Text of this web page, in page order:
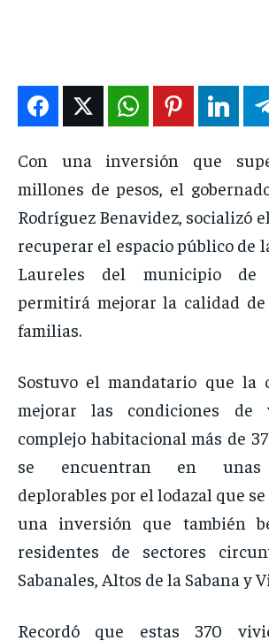
NOSOTROS
INSTITUCIONAL
PUATE CON NOSOTROS
NOSOTROS
INSTITUCIONAL
PUATE CON NOSOTROS
NOSOTROS
INSTITUCIONAL
PUATE CON NOSOTROS
NOSOTROS
INSTITUCIONAL
PUATE CON NOSOTROS
Con una inversión que
millones de pesos, el
Rodríguez Benavidez, socializó
recuperar el espacio público de
Laureles del municipio de
permitirá mejorar la calidad
familias.
Sostuvo el mandatario que la
mejorar las condiciones de
complejo habitacional más de
se encuentran en unas
deplorables por el lodazal que
una inversión que también
residentes de sectores
Sabanales, Altos de la Sabana y
Recordó que estas 370